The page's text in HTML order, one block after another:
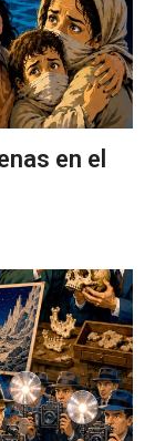
en el